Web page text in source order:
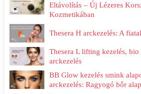
Eltávolítás – Új Lézeres
Kozmetikában
Thesera H arckezelés: A
Thesera L lifting kezelés, bio
arckezelés
BB Glow kezelés smink
arckezelés: Ragyogó bőr